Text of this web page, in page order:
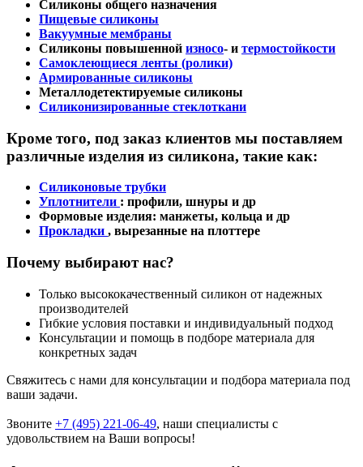
Силиконы общего назначения
Пищевые силиконы
Вакуумные мембраны
Силиконы повышенной износо- и термостойкости
Самоклеющиеся ленты (ролики)
Армированные силиконы
Металлодетектируемые силиконы
Силиконизированные стеклоткани
Кроме того, под заказ клиентов мы поставляем
различные изделия из силикона, такие как:
Силиконовые трубки
Уплотнители : профили, шнуры и др
Формовые изделия: манжеты, кольца и др
Прокладки , вырезанные на плоттере
Почему выбирают нас?
Только высококачественный силикон от надежных
производителей
Гибкие условия поставки и индивидуальный подход
Консультации и помощь в подборе материала для
конкретных задач
Свяжитесь с нами для консультации и подбора материала под
ваши задачи.
Звоните +7 (495) 221-06-49, наши специалисты с
удовольствием на Ваши вопросы!